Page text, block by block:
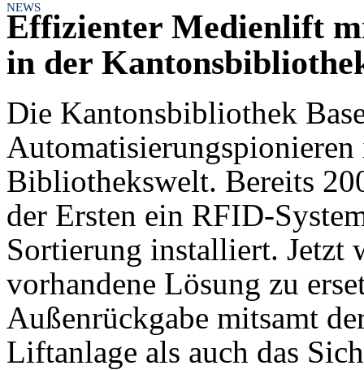
NEWS
Effizienter Medienlift
in der
Die Kantonsbibliothek
Bibliothekswelt. Bereits
der Ersten ein RFID-
Sortierung installiert. Jetzt
vorhandene Lösung zu
Außenrückgabe mitsamt
Liftanlage als auch das